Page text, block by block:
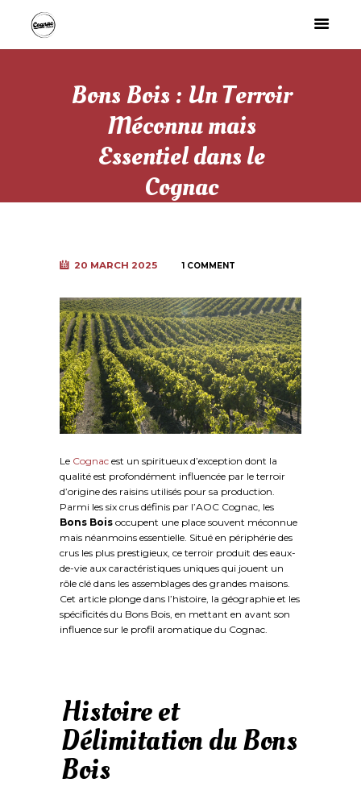
Bons Bois : Un Terroir
Méconnu mais
Essentiel dans le
Cognac
20 MARCH 2025 1 COMMENT
Le Cognac est un spiritueux d’exception dont la
qualité est profondément influencée par le terroir
d’origine des raisins utilisés pour sa production.
Parmi les six crus définis par l’AOC Cognac, les
Bons Bois occupent une place souvent méconnue
mais néanmoins essentielle. Situé en périphérie des
crus les plus prestigieux, ce terroir produit des eaux-
de-vie aux caractéristiques uniques qui jouent un
rôle clé dans les assemblages des grandes maisons.
Cet article plonge dans l’histoire, la géographie et les
spécificités du Bons Bois, en mettant en avant son
influence sur le profil aromatique du Cognac.
Histoire et
Délimitation du Bons
Bois